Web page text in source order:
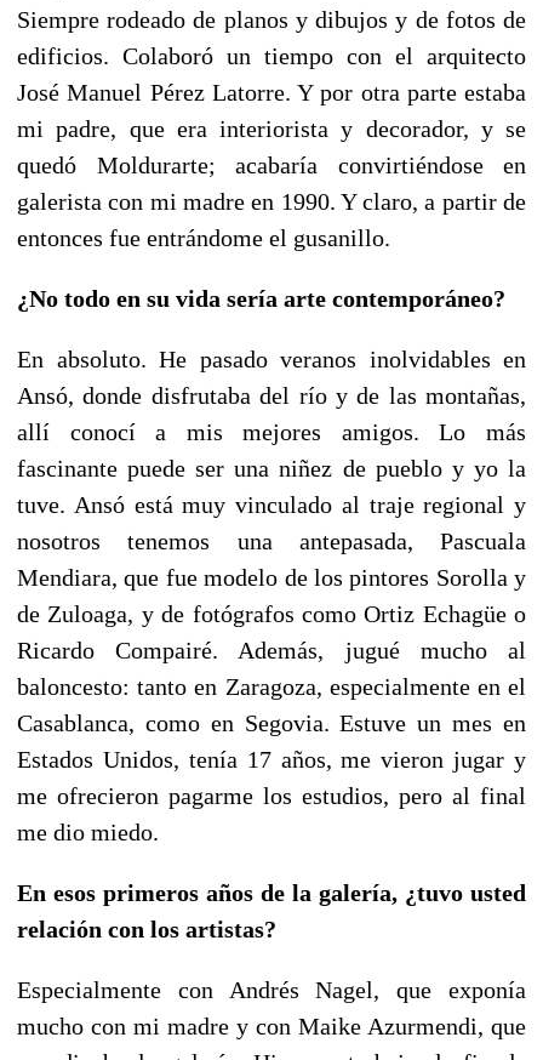
Siempre rodeado de planos y dibujos y de fotos de
edificios. Colaboró un tiempo con el arquitecto
José Manuel Pérez Latorre. Y por otra parte estaba
mi padre, que era interiorista y decorador, y se
quedó Moldurarte; acabaría convirtiéndose en
galerista con mi madre en 1990. Y claro, a partir de
entonces fue entrándome el gusanillo.
¿No todo en su vida sería arte contemporáneo?
En absoluto. He pasado veranos inolvidables en
Ansó, donde disfrutaba del río y de las montañas,
allí conocí a mis mejores amigos. Lo más
fascinante puede ser una niñez de pueblo y yo la
tuve. Ansó está muy vinculado al traje regional y
nosotros tenemos una antepasada, Pascuala
Mendiara, que fue modelo de los pintores Sorolla y
de Zuloaga, y de fotógrafos como Ortiz Echagüe o
Ricardo Compairé. Además, jugué mucho al
baloncesto: tanto en Zaragoza, especialmente en el
Casablanca, como en Segovia. Estuve un mes en
Estados Unidos, tenía 17 años, me vieron jugar y
me ofrecieron pagarme los estudios, pero al final
me dio miedo.
En esos primeros años de la galería, ¿tuvo usted
relación con los artistas?
Especialmente con Andrés Nagel, que exponía
mucho con mi madre y con Maike Azurmendi, que